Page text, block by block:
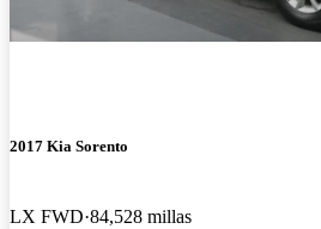
2017 Kia Sorento
LX FWD 84,528 millas